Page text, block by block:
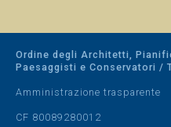
Ordine degli Architetti,
Paesaggisti e Conservatori /
Amministrazione trasparente
CF 80089280012